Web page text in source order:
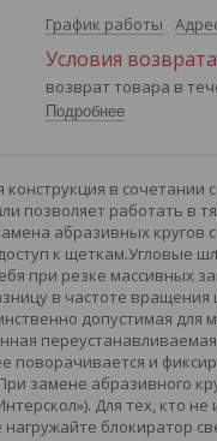
График работы
возврат товара в
Подробнее
в
позволяет работать в
абразивных
к
при резке массивных
в частоте
допустимая
поворачивается и
замене абразивного
Для тех, кто
блокиратор